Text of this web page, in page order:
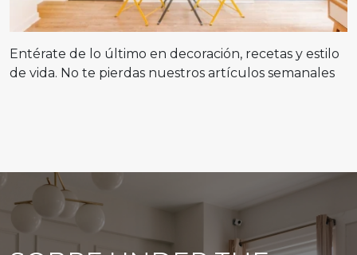
Entérate de lo último en decoración, recetas y estilo
de vida. No te pierdas nuestros artículos semanales